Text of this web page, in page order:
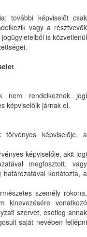
további képviselőt csak
vagy a résztvevők
is közvetlenül
nem rendelkeznek jogi
képviselőik járnak el.
képviselője, a
képviselője, akit jogi
megfosztott, vagy
korlátozta, a
személy rokona,
vonatkozó
szervet, esetleg annak
saját nevében fellépni